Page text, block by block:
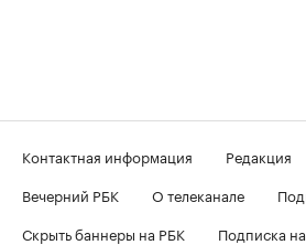
Контактная информация Редакция
Вечерний РБК
О телеканале
Скрыть баннеры на РБК
Подписка